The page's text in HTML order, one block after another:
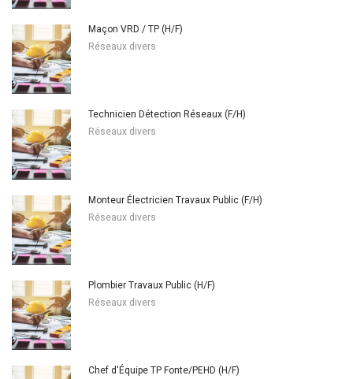
Maçon VRD / TP (H/F)
Réseaux divers
Technicien Détection Réseaux (F/H)
Réseaux divers
Monteur Électricien Travaux Public (F/H)
Réseaux divers
Plombier Travaux Public (H/F)
Réseaux divers
Chef d'Équipe TP Fonte/PEHD (H/F)